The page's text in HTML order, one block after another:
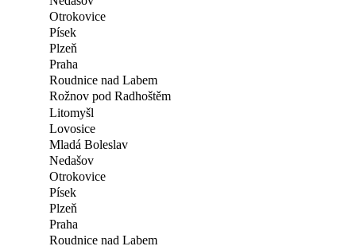
Otrokovice
Písek
Plzeň
Praha
Roudnice nad Labem
Rožnov pod Radhoštěm
Litomyšl
Lovosice
Mladá Boleslav
Nedašov
Otrokovice
Písek
Plzeň
Praha
Roudnice nad Labem